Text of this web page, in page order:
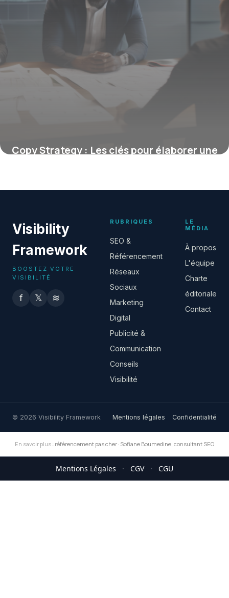
Copy Strategy : Les clés pour élaborer une
Visibility
Framework
BOOSTEZ VOTRE
VISIBILITÉ
f 𝕏 ≋
RUBRIQUES
SEO &
Référencement
Réseaux
Sociaux
Marketing
Digital
Publicité &
Communication
Conseils
Visibilité
LE
MÉDIA
À propos
L'équipe
Charte
éditoriale
Contact
© 2026 Visibility Framework Mentions légales Confidentialité
En savoir plus : référencement pas cher · Sofiane Boumedine, consultant SEO
Mentions Légales · CGV · CGU